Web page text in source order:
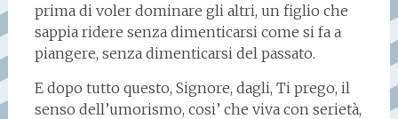
prima di voler dominare gli altri, un figlio che
sappia ridere senza dimenticarsi come si fa a
piangere, senza dimenticarsi del passato.
E dopo tutto questo, Signore, dagli, Ti prego, il
senso dell’umorismo, cosi’ che viva con serietà,